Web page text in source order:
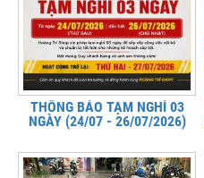
THÔNG BÁO TẠM NGHỈ 03
NGÀY (24/07 - 26/07/2026)